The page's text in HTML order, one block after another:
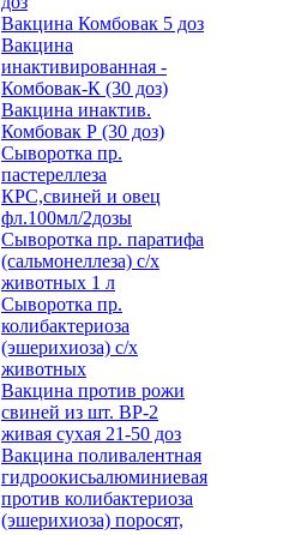
Вакцина Комбовак 5 доз
Вакцина
инактивированная -
Комбовак-К (30 доз)
Вакцина инактив.
Комбовак Р (30 доз)
Сыворотка пр.
пастереллеза
КРС,свиней и овец
фл.100мл/2дозы
Сыворотка пр. паратифа
(сальмонеллеза) с/х
животных 1 л
Сыворотка пр.
колибактериоза
(эшерихиоза) с/х
животных
Вакцина против рожи
свиней из шт. ВР-2
живая сухая 21-50 доз
Вакцина поливалентная
гидроокисьалюминиевая
против колибактериоза
(эшерихиоза) поросят,